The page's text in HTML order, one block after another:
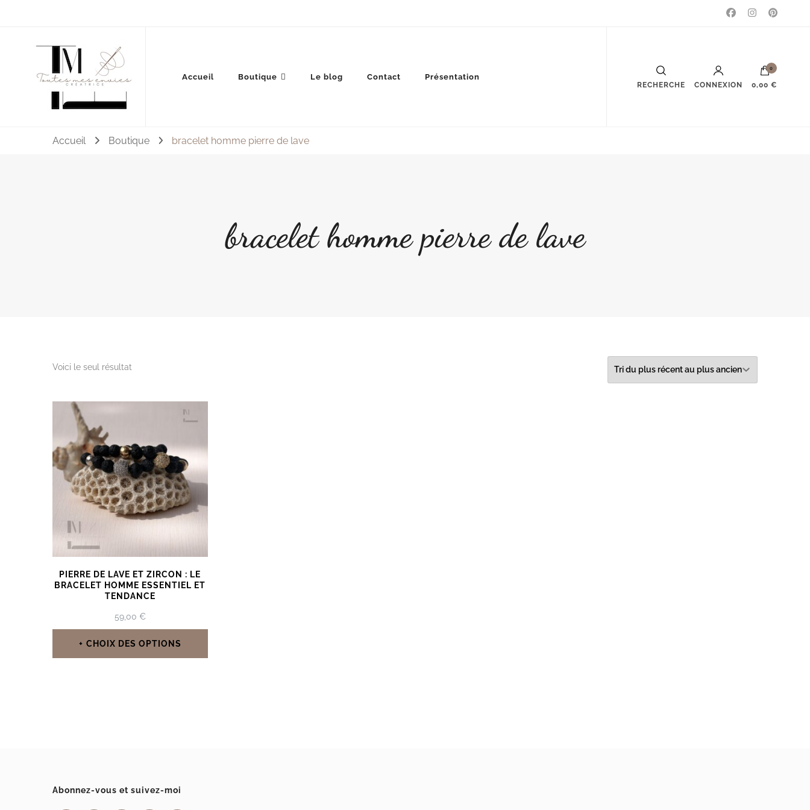
Toutes mes envies
Couture, accessoires, mode, bijoux … Accueil Boutique Le blog Contact Présentation
RECHERCHE CONNEXION
0
0,00 €
Accueil Boutique bracelet homme pierre de lave
bracelet homme pierre de lave
Voici le seul résultat
PIERRE DE LAVE ET ZIRCON : LE
BRACELET HOMME ESSENTIEL ET
TENDANCE
59,00 €
CHOIX DES OPTIONS
options
peuvent
Abonnez-vous et suivez-moi